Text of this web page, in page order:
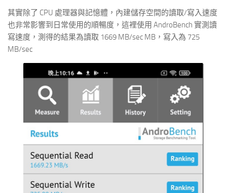
其實除了 CPU 處理器與記憶體，內建儲存空間的讀取/寫入速度
也非常影響到日常使用的順暢度，這裡使用 AndroBench 實測讀
寫速度，測得的結果為讀取 1669 MB/sec MB，寫入為 725
MB/sec